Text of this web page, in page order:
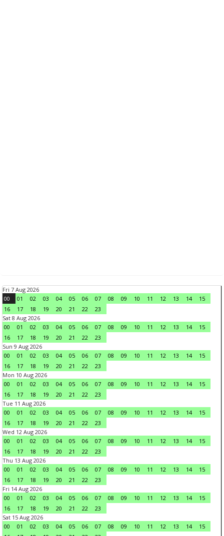
Fri 7 Aug 2026
00
01 02 03 04 05 06 07 08 09 10 11 12 13 14
15
16
17 18 19 20 21 22
23
Sat 8 Aug 2026
00
01 02 03 04 05 06 07 08 09 10 11 12 13 14
15
16
17 18 19 20 21 22
23
Sun 9 Aug 2026
00
01 02 03 04 05 06 07 08 09 10 11 12 13 14
15
16
17 18 19 20 21 22
23
Mon 10 Aug 2026
00
01 02 03 04 05 06 07 08 09 10 11 12 13 14
15
16
17 18 19 20 21 22
23
Tue 11 Aug 2026
00
01 02 03 04 05 06 07 08 09 10 11 12 13 14
15
16
17 18 19 20 21 22
23
Wed 12 Aug 2026
00
01 02 03 04 05 06 07 08 09 10 11 12 13 14
15
16
17 18 19 20 21 22
23
Thu 13 Aug 2026
00
01 02 03 04 05 06 07 08 09 10 11 12 13 14
15
16
17 18 19 20 21 22
23
Fri 14 Aug 2026
00
01 02 03 04 05 06 07 08 09 10 11 12 13 14
15
16
17 18 19 20 21 22
23
Sat 15 Aug 2026
00
01 02 03 04 05 06 07 08 09 10 11 12 13 14
15